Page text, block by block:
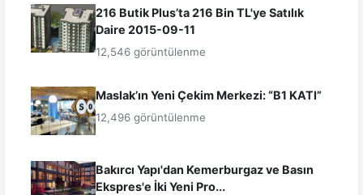
216 Butik Plus’ta 216 Bin TL'ye Satılık
Daire 2015-09-11
12,546 görüntülenme
Maslak’ın Yeni Çekim Merkezi: “B1 KATI”
12,496 görüntülenme
Bakırcı Yapı'dan Kemerburgaz ve Basın
Ekspres'e İki Yeni Pro...